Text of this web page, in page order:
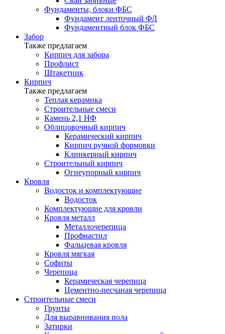
Фундаменты, блоки ФБС
Фундамент ленточный ФЛ
Фундаментный блок ФБС
Забор
Также предлагаем
Кирпич для забора
Профлист
Штакетник
Кирпич
Также предлагаем
Теплая керамика
Строительные смеси
Камень 2,1 НФ
Облицовочный кирпич
Керамический кирпич
Кирпич ручной формовки
Клинкерный кирпич
Строительный кирпич
Огнеупорный кирпич
Кровля
Водосток и комплектующие
Водосток
Комплектующие для кровли
Кровля металл
Металлочерепица
Профнастил
Фальцевая кровля
Кровля мягкая
Софиты
Черепица
Керамическая черепица
Цементно-песчаная черепица
Строительные смеси
Грунты
Для выравнивания пола
Затирки